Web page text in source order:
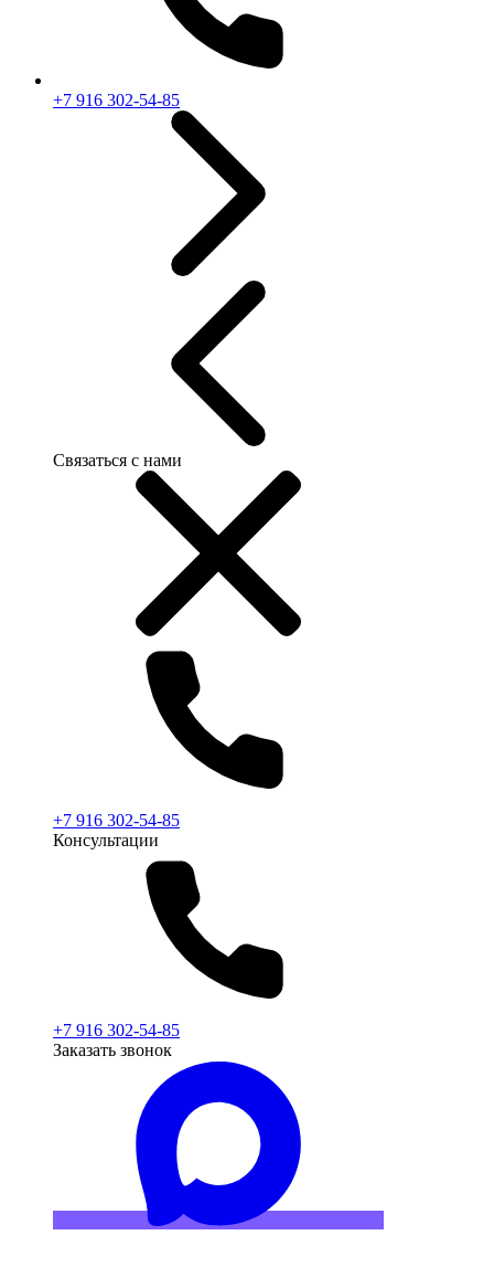
+7 916 302-54-85
Связаться с нами
+7 916 302-54-85
Консультации
+7 916 302-54-85
Заказать звонок